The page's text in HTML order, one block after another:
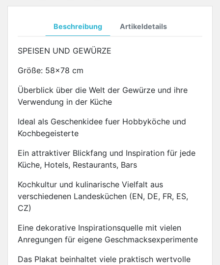
Beschreibung Artikeldetails
SPEISEN UND GEWÜRZE
Größe: 58x78 cm
Überblick über die Welt der Gewürze und ihre
Verwendung in der Küche
Ideal als Geschenkidee fuer Hobbyköche und
Kochbegeisterte
Ein attraktiver Blickfang und Inspiration für jede
Küche, Hotels, Restaurants, Bars
Kochkultur und kulinarische Vielfalt aus
verschiedenen Landesküchen (EN, DE, FR, ES,
CZ)
Eine dekorative Inspirationsquelle mit vielen
Anregungen für eigene Geschmacksexperimente
Das Plakat beinhaltet viele praktisch wertvolle